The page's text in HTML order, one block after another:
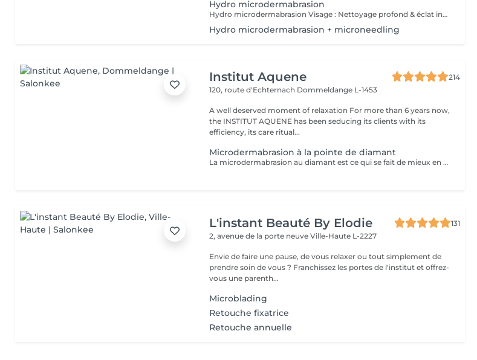
Hydro microdermabrasion
Hydro microdermabrasion Visage : Nettoyage profond & éclat instantané L'hydro microdermabrasion est un soin visage complet et non invasif qui combine une exfoliation douce à l'aide d'un embout à microdermabrasion avec l'infusion de sérums actifs. Ce traitement agit en profondeur pour nettoyer, hydrater et revitaliser la peau en une seule séance. Contre-indications - Femmes enceintes ou allaitement - Pas d'exposition solaire 48h avant et après soin - Traitements lourds : chimio (attendre 1 an) et antibiotiques ou Roaccutane (attendre 6 mois) - Allergie aux acides de fruits, fruits à coques ou aspirine - Dermabrasions médicales - injection de botox ou acide hyaluronique (attendre 1 mois) - Prise d'anticoagulant, anti-inflammatoire sur le long terme - Maladie auto-immune - Cicatrices chéloïdes
Hydro microdermabrasion + microneedling
Institut Aquene
214
120, route d'Echternach Dommeldange L-1453
A well deserved moment of relaxation For more than 6 years now,
the INSTITUT AQUENE has been seducing its clients with its
efficiency, its care ritual...
Microdermabrasion à la pointe de diamant
La microdermabrasion au diamant est ce qui se fait de mieux en matière de peeling. C'est un appareil innovateur, combinant 2 actions: polissante des cristaux de diamant qui enlève les cellules mortes. nettoyante qui stimule la croissance des cellules nouvelles ainsi que la production de collagène et d'élastine. Ce soin du visage a pour but d'exfolier la peau, d'en améliorer la texture et de procurer un teint lumineux. En cure allant de 5 à 8 séances en fonction de votre peau, vous pouvez atténuer les tâches, et même les cicatrises dû à l'acné par exemple. Vous pouvez inclure la microdermabrasion dans votre rendez-vous soin visage pour un supplément de 35€, les effets n'en seront que décupler. EXCEPTÉ POUR LE SOIN RÉVOLUTION
L'instant Beauté By Elodie
131
2, avenue de la porte neuveVille-Haute L-2227
Envie de faire une pause, de vous relaxer ou tout simplement de
prendre soin de vous ? Franchissez les portes de l'institut et offrez-
vous une parenth...
Microblading
Retouche fixatrice
Retouche annuelle